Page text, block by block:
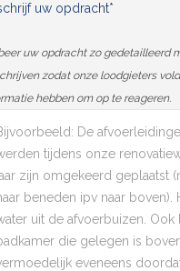
uw opdracht*
uw opdracht zo gedetailleerd
zodat onze loodgieters
hebben om op te reageren.